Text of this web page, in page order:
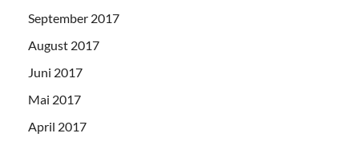
September 2017
August 2017
Juni 2017
Mai 2017
April 2017